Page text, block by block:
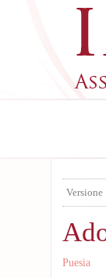
Versione
Puesia